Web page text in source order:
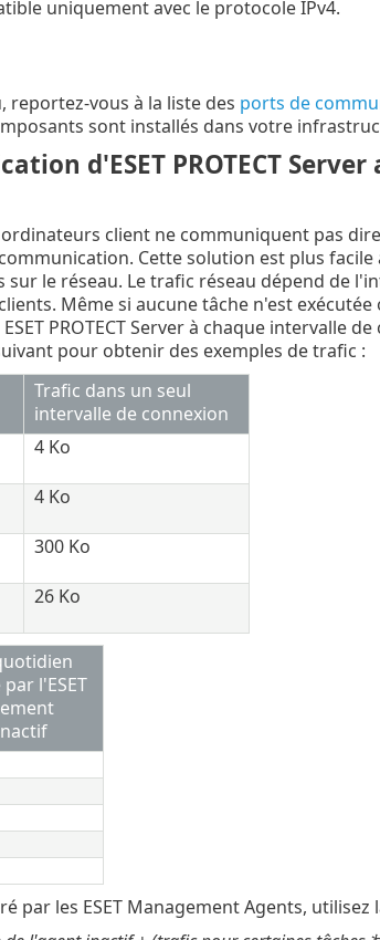
uniquement avec le protocole IPv4.
reportez-vous à la liste des ports de
sont installés dans votre
d'ESET PROTECT
client ne communiquent pas
Cette solution est plus
le réseau. Le trafic réseau dépend de
Même si aucune tâche n'est
PROTECT Server à chaque intervalle
pour obtenir des exemples de trafic :
Trafic dans un seul
intervalle de connexion
4 Ko
4 Ko
300 Ko
26 Ko
l'ESET
par les ESET Management Agents,